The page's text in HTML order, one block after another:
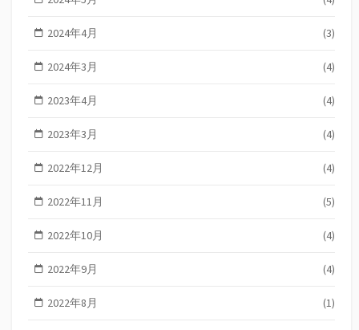
2024年4月 (3)
2024年3月 (4)
2023年4月 (4)
2023年3月 (4)
2022年12月 (4)
2022年11月 (5)
2022年10月 (4)
2022年9月 (4)
2022年8月 (1)